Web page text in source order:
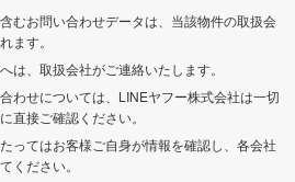
むお問い合わせデータは、当該物件の取扱会
ます。
は、取扱会社がご連絡いたします。
わせについては、LINEヤフー株式会社は一切
直接ご確認ください。
ってはお客様ご自身が情報を確認し、各会社
ください。